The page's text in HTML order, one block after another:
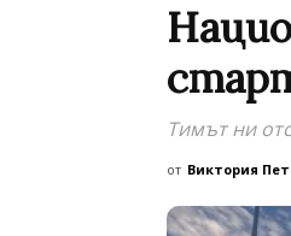
Тимът ни
от Виктория